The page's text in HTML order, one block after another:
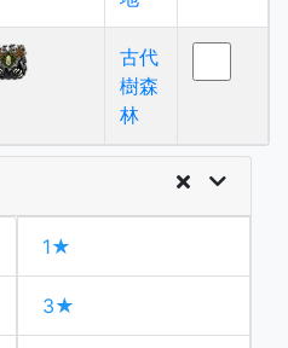
古代
樹森
林
1★
3★